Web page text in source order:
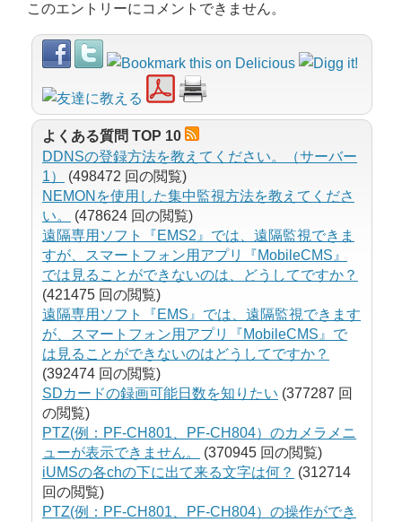
このエントリーにコメントできません。
よくある質問 TOP 10
DDNSの登録方法を教えてください。（サーバー
1）
(498472 回の閲覧)
NEMONを使用した集中監視方法を教えてくださ
い。
(478624 回の閲覧)
遠隔専用ソフト『EMS2』では、遠隔監視できま
すが、スマートフォン用アプリ『MobileCMS』
では見ることができないのは、どうしてですか？
(421475 回の閲覧)
遠隔専用ソフト『EMS』では、遠隔監視できます
が、スマートフォン用アプリ『MobileCMS』で
は見ることができないのはどうしてですか？
(392474 回の閲覧)
SDカードの録画可能日数を知りたい (377287 回
の閲覧)
PTZ(例：PF-CH801、PF-CH804）のカメラメニ
ューが表示できません。
(370945 回の閲覧)
iUMSの各chの下に出て来る文字は何？ (312714
回の閲覧)
PTZ(例：PF-CH801、PF-CH804）の操作ができ